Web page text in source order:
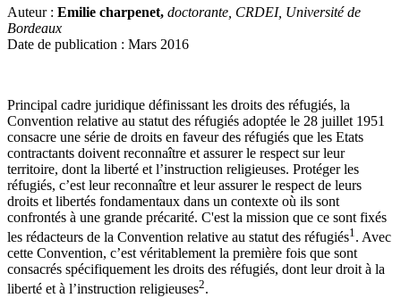
Auteur : Emilie charpenet, doctorante, CRDEI, Université de
Bordeaux
Date de publication : Mars 2016
Principal cadre juridique définissant les droits des réfugiés, la
Convention relative au statut des réfugiés adoptée le 28 juillet 1951
consacre une série de droits en faveur des réfugiés que les Etats
contractants doivent reconnaître et assurer le respect sur leur
territoire, dont la liberté et l’instruction religieuses. Protéger les
réfugiés, c’est leur reconnaître et leur assurer le respect de leurs
droits et libertés fondamentaux dans un contexte où ils sont
confrontés à une grande précarité. C'est la mission que ce sont fixés
les rédacteurs de la Convention relative au statut des réfugiés1 . Avec
cette Convention, c’est véritablement la première fois que sont
consacrés spécifiquement les droits des réfugiés, dont leur droit à la
liberté et à l’instruction religieuses2.